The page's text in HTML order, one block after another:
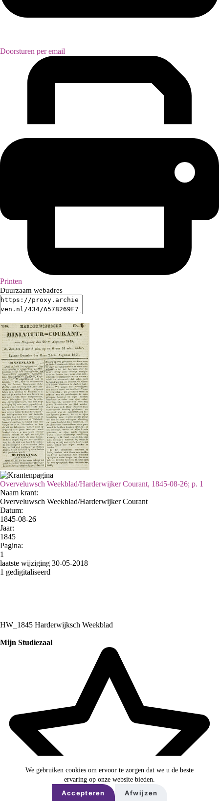
We gebruiken cookies om ervoor te zorgen dat we u de beste
ervaring op onze website bieden.
Accepteren Afwijzen
Doorsturen per email
Printen
Duurzaam webadres
Overveluwsch Weekblad/Harderwijker Courant, 1845-08-26; p. 1
Naam krant:
Overveluwsch Weekblad/Harderwijker Courant
Datum:
1845-08-26
Jaar:
1845
Pagina:
1
laatste wijziging 30-05-2018
1 gedigitaliseerd
HW_1845 Harderwijksch Weekblad
Mijn Studiezaal